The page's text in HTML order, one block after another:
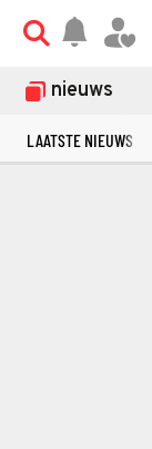
nieuws
LAATSTE NIEUWS